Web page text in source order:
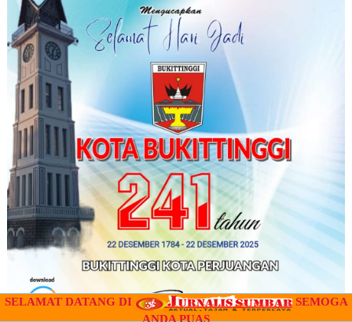
SELAMAT DATANG DI
SEMOGA
ANDA PUAS